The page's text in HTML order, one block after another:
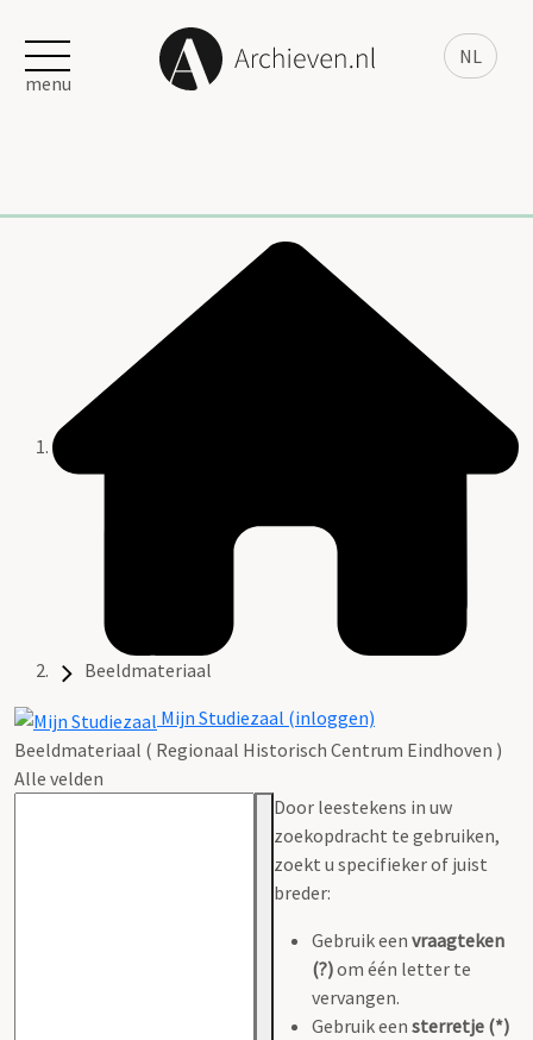
NL
menu
Beeldmateriaal
Mijn Studiezaal (inloggen)
Beeldmateriaal ( Regionaal Historisch Centrum Eindhoven )
Alle velden
Door leestekens in uw
zoekopdracht te gebruiken,
zoekt u specifieker of juist
breder:
Gebruik een vraagteken
(?)om één letter te
vervangen.
Gebruik een sterretje (*)